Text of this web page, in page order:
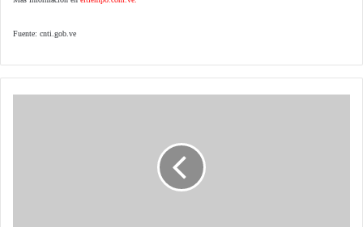
Fuente: cnti.gob.ve